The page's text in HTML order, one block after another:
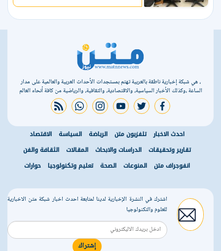
، هي شبكة إخبارية ناطقة بالعربية تهتم بمستجدات الأحداث العربية والعالمية على مدار
الساعة ،وكذلك الأخبار السياسية، والاقتصادية، والثقافية، والرياضية من كافة أنحاء العالم
facebook
twitter
youtube
instagram
whatsapp
rss feed
احدث الاخبار تلفزيون متن الرياضة السياسة
الاقتصاد
تقارير وتحقيقات
الدراسات والابحاث المقالات
الثقافة والفن
انفوجراف متن
المنوعات الصحة تعليم وتكنولوجيا حوارات
اشترك في النشرة الإخبارية لدينا لمتابعة احدث اخبار شبكة متن الاخبارية
للعلوم والتكنولوجيا
إشتراك